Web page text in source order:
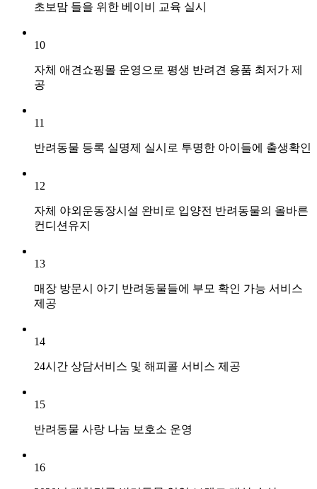
초보맘 들을 위한 베이비 교육 실시
10
자체 애견쇼핑몰 운영으로 평생 반려견 용품 최저가 제
공
11
반려동물 등록 실명제 실시로 투명한 아이들에 출생확인
12
자체 야외운동장시설 완비로 입양전 반려동물의 올바른
컨디션유지
13
매장 방문시 아기 반려동물들에 부모 확인 가능 서비스
제공
14
24시간 상담서비스 및 해피콜 서비스 제공
15
반려동물 사랑 나눔 보호소 운영
16